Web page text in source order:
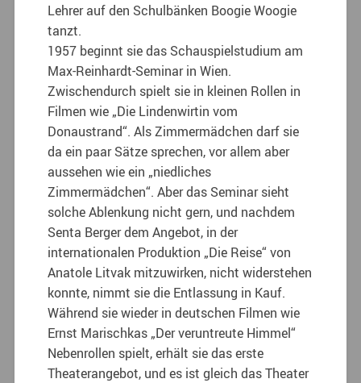
Lehrer auf den Schulbänken Boogie Woogie
tanzt.
1957 beginnt sie das Schauspielstudium am
Max-Reinhardt-Seminar in Wien.
Zwischendurch spielt sie in kleinen Rollen in
Filmen wie „Die Lindenwirtin vom
Donaustrand“. Als Zimmermädchen darf sie
da ein paar Sätze sprechen, vor allem aber
aussehen wie ein „niedliches
Zimmermädchen“. Aber das Seminar sieht
solche Ablenkung nicht gern, und nachdem
Senta Berger dem Angebot, in der
internationalen Produktion „Die Reise“ von
Anatole Litvak mitzuwirken, nicht widerstehen
konnte, nimmt sie die Entlassung in Kauf.
Während sie wieder in deutschen Filmen wie
Ernst Marischkas „Der veruntreute Himmel“
Nebenrollen spielt, erhält sie das erste
Theaterangebot, und es ist gleich das Theater